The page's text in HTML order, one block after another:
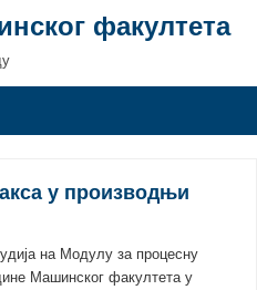
факултета
у производњи
на Модулу за процесну
Машинског факултета у